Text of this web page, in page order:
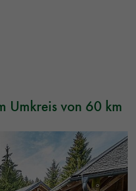
Umkreis von 60 km